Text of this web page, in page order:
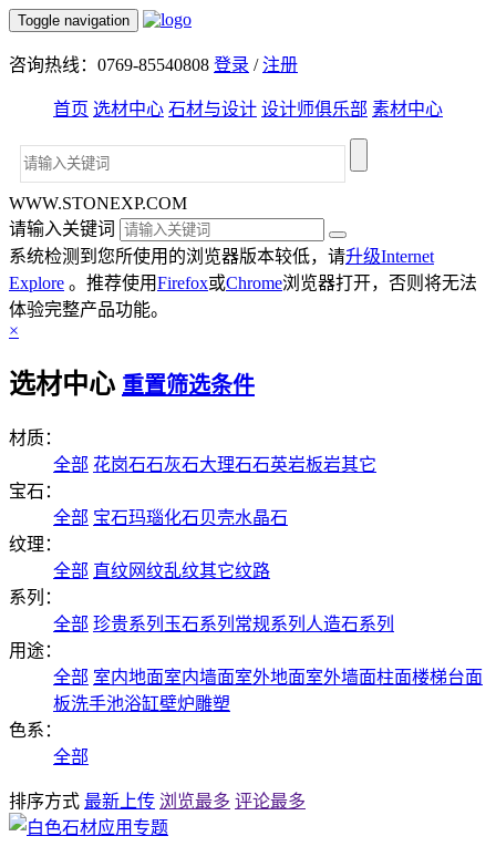
Toggle navigation
咨询热线：0769-85540808 登录 /注册
首页 选材中心 石材与设计 设计师俱乐部 素材中心
WWW.STONEXP.COM
请输入关键词
系统检测到您所使用的浏览器版本较低，请升级Internet
Explore 。推荐使用Firefox或Chrome浏览器打开，否则将无法
体验完整产品功能。
×
选材中心 重置筛选条件
材质：
全部 花岗石石灰石大理石石英岩板岩其它
宝石：
全部 宝石玛瑙化石贝壳水晶石
纹理：
全部 直纹网纹乱纹其它纹路
系列：
全部 珍贵系列 玉石系列 常规系列 人造石系列
用途：
全部 室内地面室内墙面室外地面室外墙面柱面楼梯台面
板洗手池浴缸壁炉雕塑
色系：
全部
排序方式 最新上传 浏览最多 评论最多